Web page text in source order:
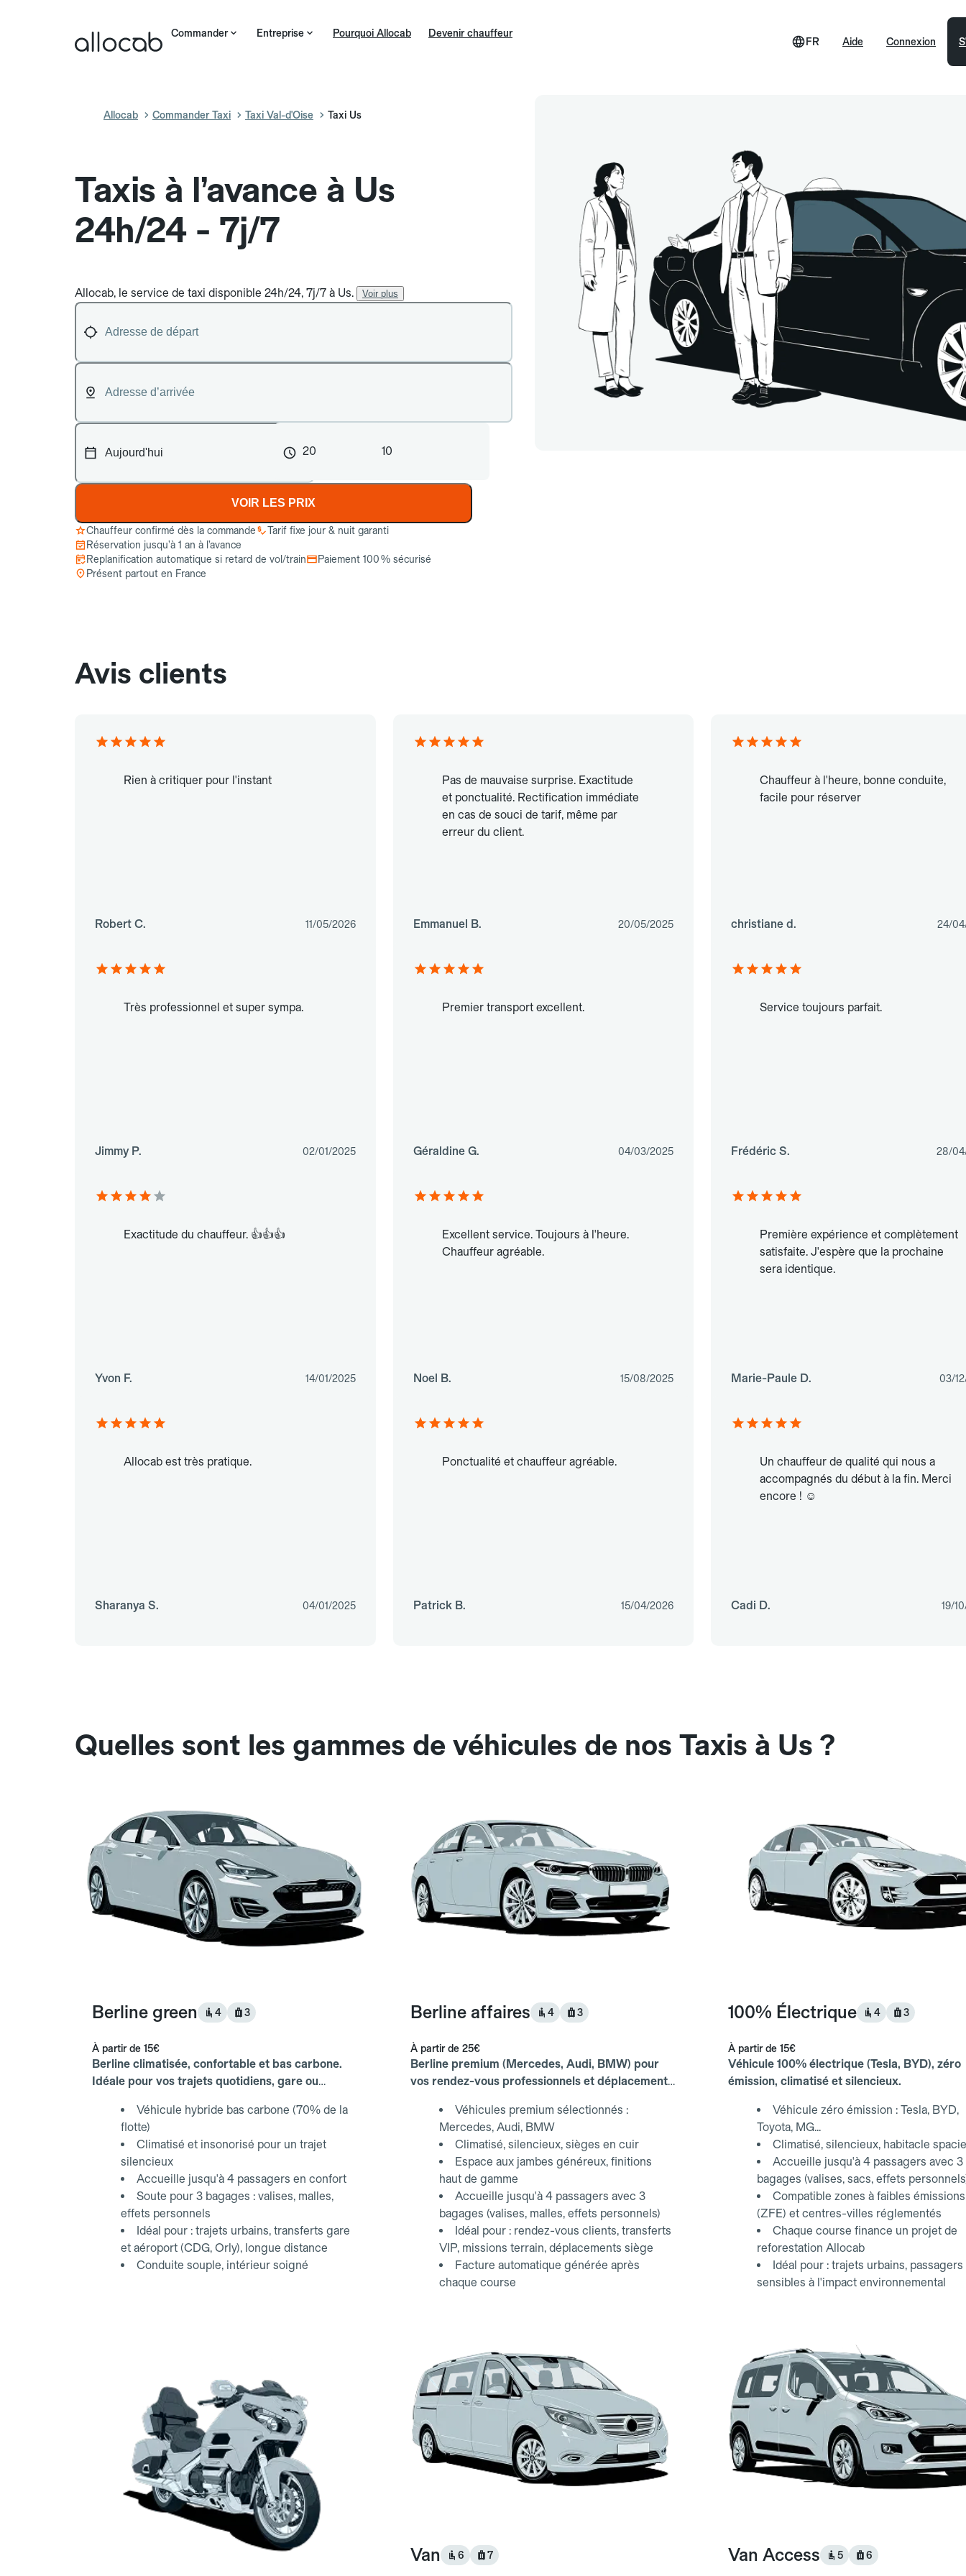
Commander Entreprise Pourquoi Allocab Devenir chauffeur
Aide
FR Connexion
Allocab Commander Taxi Taxi Val-d'Oise Taxi Us
Taxis à l’avance à Us
24h/24 - 7j/7
Allocab, le service de taxi disponible 24h/24, 7j/7 à Us. Voir plus
20 10
VOIR LES PRIX
Chauffeur confirmé dès la commande
Tarif fixe jour & nuit garanti
Réservation jusqu’à 1 an à l’avance
Replanification automatique si retard de vol/train
Paiement 100 % sécurisé
Présent partout en France
Avis clients
Rien à critiquer pour l'instant
Robert C. 11/05/2026
Pas de mauvaise surprise. Exactitude
et ponctualité. Rectification immédiate
en cas de souci de tarif, même par
erreur du client.
Emmanuel B. 20/05/2025
Chauffeur à l'heure, bonne conduite,
facile pour réserver
christiane d. 24/
Très professionnel et super sympa.
Jimmy P. 02/01/2025
Premier transport excellent.
Géraldine G. 04/03/2025
Service toujours parfait.
Frédéric S. 28/
Exactitude du chauffeur. 👍👍👍
Yvon F. 14/01/2025
Excellent service. Toujours à l'heure.
Chauffeur agréable.
Noel B. 15/08/2025
Première expérience et complètement
satisfaite. J'espère que la prochaine
sera identique.
Marie-Paule D. 03/
Allocab est très pratique.
Sharanya S. 04/01/2025
Ponctualité et chauffeur agréable.
Patrick B. 15/04/2026
Un chauffeur de qualité qui nous a
accompagnés du début à la fin. Merci
encore ! ☺️
Cadi D. 19/
Quelles sont les gammes de véhicules de nos Taxis à Us ?
Berline green 4 3
À partir de 15€
Berline climatisée, confortable et bas carbone.
Idéale pour vos trajets quotidiens, gare ou
Véhicule hybride bas carbone (70% de la
flotte)
Climatisé et insonorisé pour un trajet
silencieux
Accueille jusqu'à 4 passagers en confort
Soute pour 3 bagages : valises, malles,
effets personnels
Idéal pour : trajets urbains, transferts gare
et aéroport (CDG, Orly), longue distance
Conduite souple, intérieur soigné
Berline affaires 4 3
À partir de 25€
Berline premium (Mercedes, Audi, BMW) pour
vos rendez-vous professionnels et déplacements
Véhicules premium sélectionnés :
Mercedes, Audi, BMW
Climatisé, silencieux, sièges en cuir
Espace aux jambes généreux, finitions
haut de gamme
Accueille jusqu'à 4 passagers avec 3
bagages (valises, malles, effets personnels)
Idéal pour : rendez-vous clients, transferts
VIP, missions terrain, déplacements siège
Facture automatique générée après
chaque course
100% Électrique 4 3
À partir de 15€
Véhicule 100% électrique (Tesla, BYD), zéro
émission, climatisé et silencieux.
Véhicule zéro émission : Tesla, BYD,
Toyota, MG...
Climatisé, silencieux, habitacle
Accueille jusqu'à 4 passagers avec 3
bagages (valises, sacs, effets
Compatible zones à faibles émissions
(ZFE) et centres-villes réglementés
Chaque course finance un projet de
reforestation Allocab
Idéal pour : trajets urbains, passagers
sensibles à l'impact environnemental
Van 6 7 Van Access 5 6